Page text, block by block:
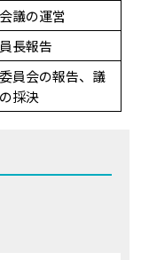
議の運営
長報告
員会の報告、議
採決